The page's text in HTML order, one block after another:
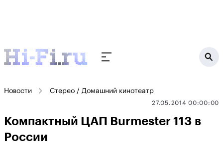
Новости Стерео / Домашний кинотеатр
27.05.2014 00:00:00
Компактный ЦАП Burmester 113 в
России